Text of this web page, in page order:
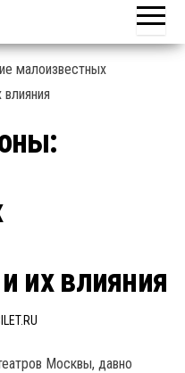
т
ь
в
их влияния
Москвы, давно